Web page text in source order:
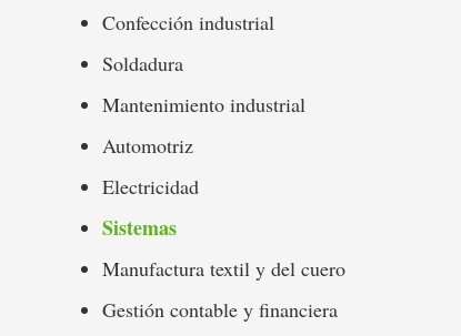
Confección industrial
Soldadura
Mantenimiento industrial
Automotriz
Electricidad
Sistemas
Manufactura textil y del cuero
Gestión contable y financiera